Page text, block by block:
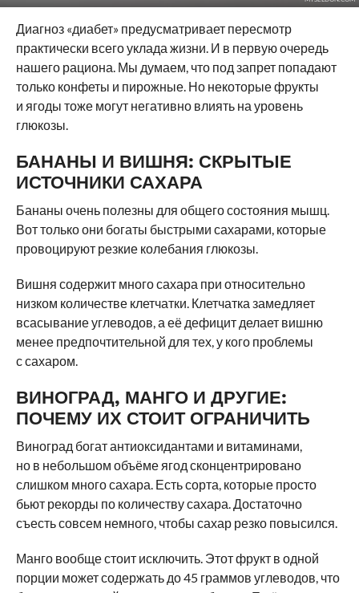
Диагноз «диабет» предусматривает пересмотр
практически всего уклада жизни. И в первую очередь
нашего рациона. Мы думаем, что под запрет попадают
только конфеты и пирожные. Но некоторые фрукты
и ягоды тоже могут негативно влиять на уровень
глюкозы.
БАНАНЫ И ВИШНЯ: СКРЫТЫЕ
ИСТОЧНИКИ САХАРА
Бананы очень полезны для общего состояния мышц.
Вот только они богаты быстрыми сахарами, которые
провоцируют резкие колебания глюкозы.
Вишня содержит много сахара при относительно
низком количестве клетчатки. Клетчатка замедляет
всасывание углеводов, а её дефицит делает вишню
менее предпочтительной для тех, у кого проблемы
с сахаром.
ВИНОГРАД, МАНГО И ДРУГИЕ:
ПОЧЕМУ ИХ СТОИТ ОГРАНИЧИТЬ
Виноград богат антиоксидантами и витаминами,
но в небольшом объёме ягод сконцентрировано
слишком много сахара. Есть сорта, которые просто
бьют рекорды по количеству сахара. Достаточно
съесть совсем немного, чтобы сахар резко повысился.
Манго вообще стоит исключить. Этот фрукт в одной
порции может содержать до 45 граммов углеводов, что